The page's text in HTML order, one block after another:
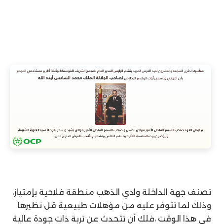
تصنف جهة الداخلة وادي الذهب منطقة فلاحية بإمتياز،
وذلك لما تتوفر عليه من مؤهلات طبيعية قل نظيرها
في هذا الوقت ،فلك أن تتحدث عن تربة ذات جودة عالية